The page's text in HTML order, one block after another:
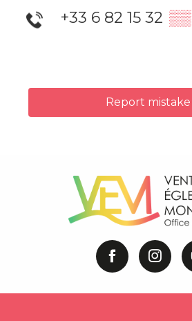
+33 6 82 15 32 ▒▒
Report mistake